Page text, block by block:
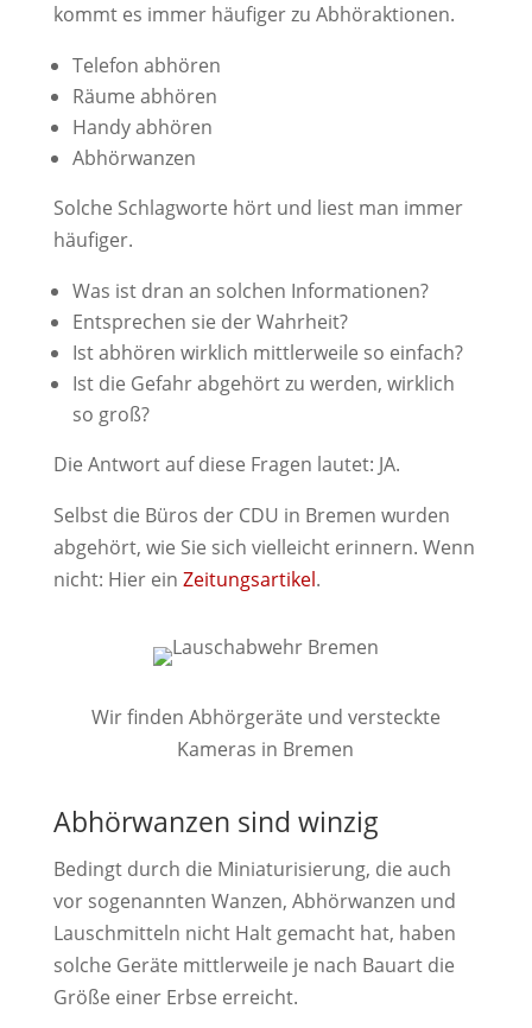
kommt es immer häufiger zu Abhöraktionen.
Telefon abhören
Räume abhören
Handy abhören
Abhörwanzen
Solche Schlagworte hört und liest man immer
häufiger.
Was ist dran an solchen Informationen?
Entsprechen sie der Wahrheit?
Ist abhören wirklich mittlerweile so einfach?
Ist die Gefahr abgehört zu werden, wirklich
so groß?
Die Antwort auf diese Fragen lautet: JA.
Selbst die Büros der CDU in Bremen wurden
abgehört, wie Sie sich vielleicht erinnern. Wenn
nicht: Hier ein Zeitungsartikel.
Wir finden Abhörgeräte und versteckte
Kameras in Bremen
Abhörwanzen sind winzig
Bedingt durch die Miniaturisierung, die auch
vor sogenannten Wanzen, Abhörwanzen und
Lauschmitteln nicht Halt gemacht hat, haben
solche Geräte mittlerweile je nach Bauart die
Größe einer Erbse erreicht.